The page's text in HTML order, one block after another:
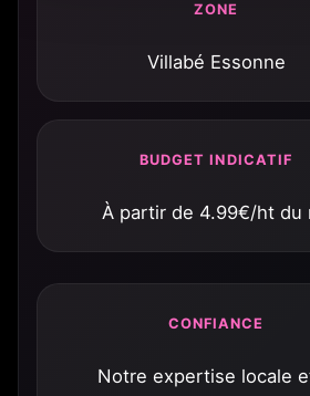
ZONE
Villabé Essonne
BUDGET INDICATIF
À partir de 4.99€/ht du
CONFIANCE
Notre expertise locale